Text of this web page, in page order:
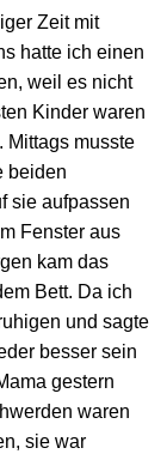
Zeit mit
hatte ich einen
weil es nicht
Kinder waren
Mittags musste
beiden
sie aufpassen
Fenster aus
kam das
Bett. Da ich
und sagte
besser sein
gestern
waren
sie war